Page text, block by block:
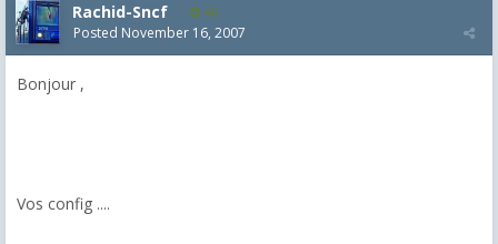
Rachid-Sncf 46
Posted November 16, 2007
Bonjour ,
Vos config ....